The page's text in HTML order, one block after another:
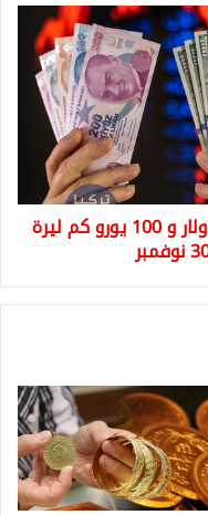
تحسن خجول لليرة التركية.. 100 دولار و 100 يورو كم ليرة